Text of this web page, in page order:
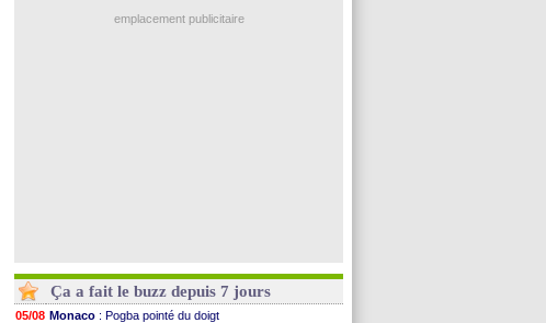
: le jour où tout a basculé pour Benatia
emplacement publicitaire
Ça a fait le buzz depuis 7 jours
05/08 Monaco : Pogba pointé du doigt